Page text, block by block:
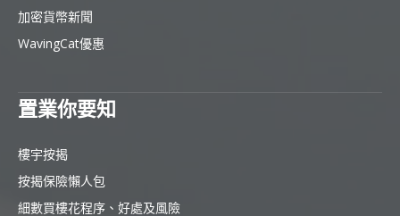
加密貨幣新聞
WavingCat優惠
置業你要知
樓宇按揭
按揭保險懶人包
細數買樓花程序、好處及風險